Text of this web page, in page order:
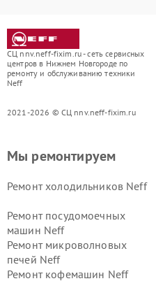
СЦ nnv.neff-fixim.ru - сеть сервисных
центров в Нижнем Новгороде по
ремонту и обслуживанию техники
Neff
2021-2026 © СЦ nnv.neff-fixim.ru
Мы ремонтируем
Ремонт холодильников Neff
Ремонт посудомоечных
машин Neff
Ремонт микроволновых
печей Neff
Ремонт кофемашин Neff